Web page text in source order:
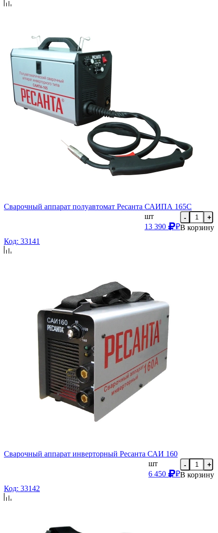
Сварочный аппарат полуавтомат Ресанта САИПА 165С
шт
13 390
₽
- +
В корзину
Код: 33141
Сварочный аппарат инверторный Ресанта САИ 160
шт
6 450
₽
- +
В корзину
Код: 33142